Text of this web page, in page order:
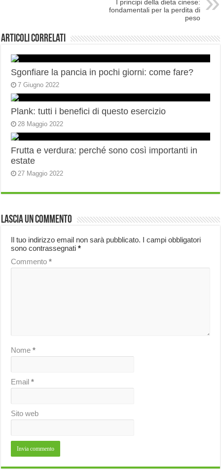
I principi della dieta cinese:
fondamentali per la perdita di
peso
Articoli correlati
Sgonfiare la pancia in pochi giorni: come fare?
7 Giugno 2022
Plank: tutti i benefici di questo esercizio
28 Maggio 2022
Frutta e verdura: perché sono così importanti in
estate
27 Maggio 2022
Lascia un commento
Il tuo indirizzo email non sarà pubblicato. I campi obbligatori
sono contrassegnati*
Commento*
Nome*
Email*
Sito web